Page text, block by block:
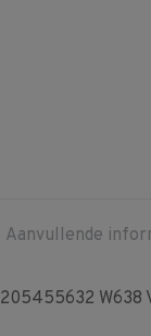
Aanvullende
W638